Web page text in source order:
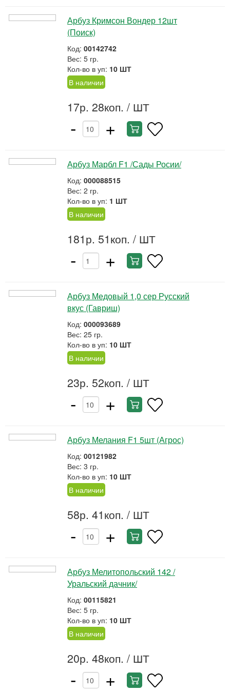
Арбуз Кримсон Вондер 12шт
(Поиск)
Код: 00142742
Вес: 5 гр.
Кол-во в уп: 10 ШТ
В наличии
17р. 28коп. / ШТ
- +
Арбуз Марбл F1 /Сады Росии/
Код: 000088515
Вес: 2 гр.
Кол-во в уп: 1 ШТ
В наличии
181р. 51коп. / ШТ
- +
Арбуз Медовый 1,0 сер Русский
вкус (Гавриш)
Код: 000093689
Вес: 25 гр.
Кол-во в уп: 10 ШТ
В наличии
23р. 52коп. / ШТ
- +
Арбуз Мелания F1 5шт (Агрос)
Код: 00121982
Вес: 3 гр.
Кол-во в уп: 10 ШТ
В наличии
58р. 41коп. / ШТ
- +
Арбуз Мелитопольский 142 /
Уральский дачник/
Код: 00115821
Вес: 5 гр.
Кол-во в уп: 10 ШТ
В наличии
20р. 48коп. / ШТ
- +